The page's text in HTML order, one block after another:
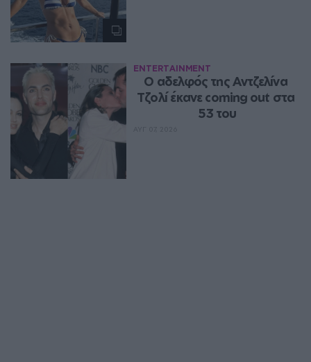
ENTERTAINMENT
Ο αδελφός της Αντζελίνα
Τζολί έκανε coming out στα
53 του